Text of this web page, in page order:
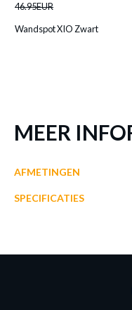
46.95EUR
Wandspot XIO Zwart
MEER
AFMETINGEN
SPECIFICATIES